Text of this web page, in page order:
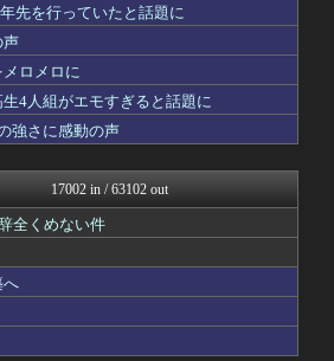
日本第一！ニュース録
海外トークログ
バズッター速報
Samurai GOAL
理想ちゃんねる
キニ速
キムチ速報
あにめりあ –...
U-1 NEWS.
なんJ PRIDE
かせまと！
反日愚国 恨寓瘻
先を行っていたと話題に
声
ロメロに
4人組がエモすぎると話題に
強さに感動の声
17002 in / 63102 out
全くめない件
へ